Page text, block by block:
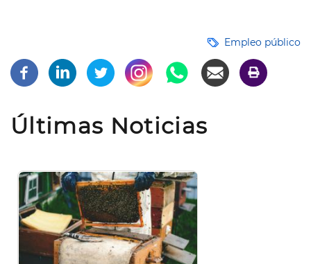
Empleo público
Últimas Noticias